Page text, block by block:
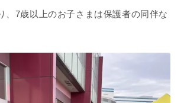
、7歳以上のお子さまは保護者の同伴な